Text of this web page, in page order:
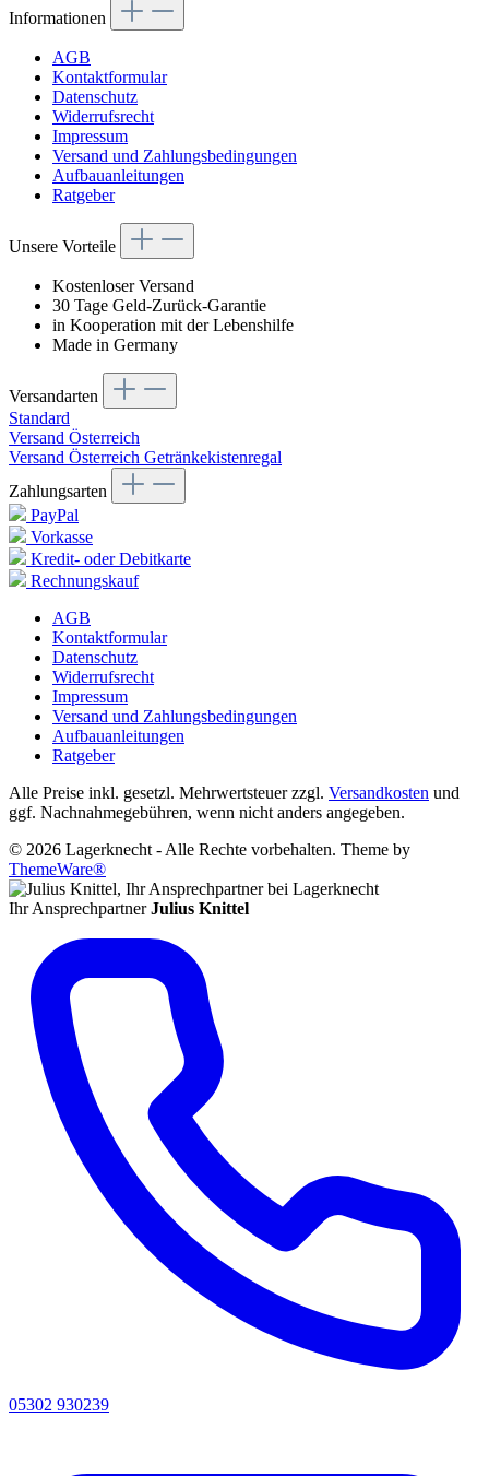
Informationen
AGB
Kontaktformular
Datenschutz
Widerrufsrecht
Impressum
Versand und Zahlungsbedingungen
Aufbauanleitungen
Ratgeber
Unsere Vorteile
Kostenloser Versand
30 Tage Geld-Zurück-Garantie
in Kooperation mit der Lebenshilfe
Made in Germany
Versandarten
Standard
Versand Österreich
Versand Österreich Getränkekistenregal
Zahlungsarten
PayPal
Vorkasse
Kredit- oder Debitkarte
Rechnungskauf
AGB
Kontaktformular
Datenschutz
Widerrufsrecht
Impressum
Versand und Zahlungsbedingungen
Aufbauanleitungen
Ratgeber
Alle Preise inkl. gesetzl. Mehrwertsteuer zzgl. Versandkosten und
ggf. Nachnahmegebühren, wenn nicht anders angegeben.
© 2026 Lagerknecht - Alle Rechte vorbehalten. Theme by
ThemeWare®
Ihr Ansprechpartner Julius Knittel
05302 930239